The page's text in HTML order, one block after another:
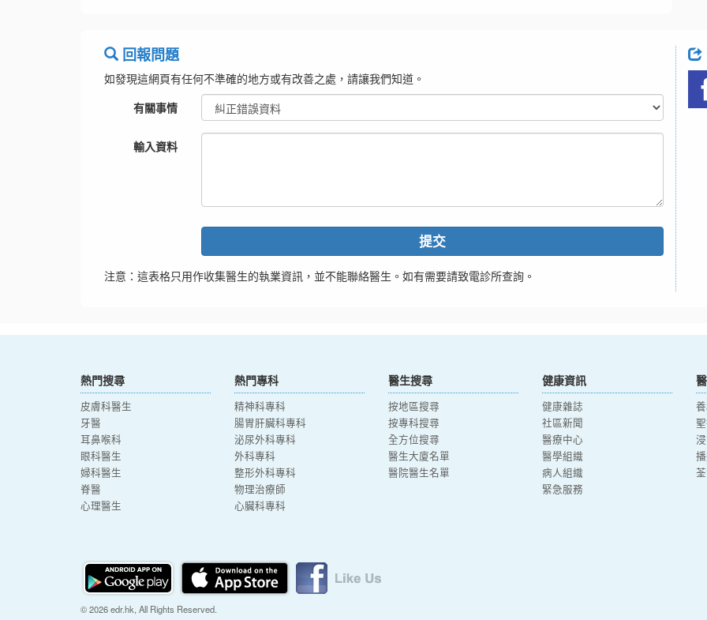
回報問題
如發現這網頁有任何不準確的地方或有改善之處，請讓我們知道。
有關事情
輸入資料
提交
注意：這表格只用作收集醫生的執業資訊，並不能聯絡醫生。如有需要請致電診所查詢。
熱門搜尋
皮膚科醫生
牙醫
耳鼻喉科
眼科醫生
婦科醫生
脊醫
心理醫生
熱門專科
精神科專科
腸胃肝臟科專科
泌尿外科專科
外科專科
整形外科專科
物理治療師
心臟科專科
醫生搜尋
按地區搜尋
按專科搜尋
全方位搜尋
醫生大廈名單
醫院醫生名單
健康資訊
健康雜誌
社區新聞
醫療中心
醫學組織
病人組織
緊急服務
© 2026 edr.hk, All Rights Reserved.